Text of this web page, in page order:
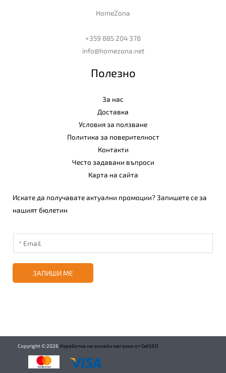
HomeZona
+359 885 204 378
info@homezona.net
Полезно
За нас
Доставка
Условия за ползване
Политика за поверителност
Контакти
Често задавани въпроси
Карта на сайта
Искате да получавате актуални промоции? Запишете се за
нашият бюлетин
ЗАПИШИ МЕ
Copyright ©2026 Изработка на онлайн магазин от GetSEO